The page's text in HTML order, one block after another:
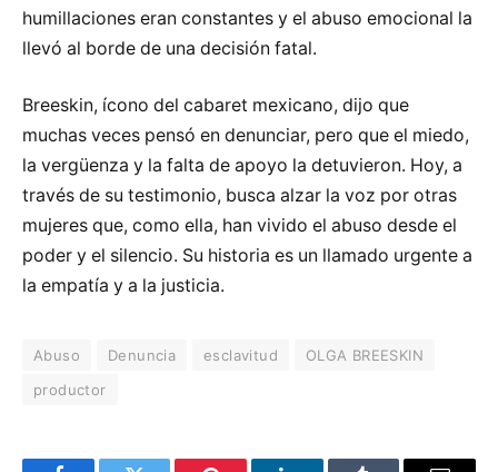
humillaciones eran constantes y el abuso emocional la
llevó al borde de una decisión fatal.
Breeskin, ícono del cabaret mexicano, dijo que
muchas veces pensó en denunciar, pero que el miedo,
la vergüenza y la falta de apoyo la detuvieron. Hoy, a
través de su testimonio, busca alzar la voz por otras
mujeres que, como ella, han vivido el abuso desde el
poder y el silencio. Su historia es un llamado urgente a
la empatía y a la justicia.
Abuso Denuncia esclavitud
OLGA BREESKIN
productor